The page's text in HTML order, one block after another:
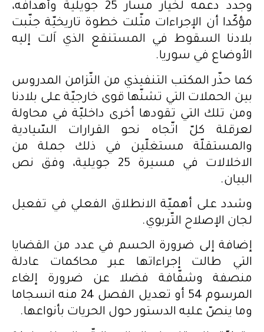
وجدد دعمه لخيار مسار 25 جويلية وأهدافه،
مؤكّدا أن الإجراءات مثّلت خطوة تاريخيّة جنّبت
بلادنا السقوط في المستنقع الذي اَلت إليه
الأوضاع في سوريا.
كما حذّر المكتب التنفيذي من التّزامن المدروس
بين الحملات التي تشنّها قوى خارجيّة على بلادنا
ومن تلك التي تقودها أخرى داخليّة في محاولة
لعرقلة كلّ اتّجاه نحو القرارات السّيادية
والمستقلّة مستغلّين في ذلك جملة من
الاخلالات في مسيرة 25 جويلية، وفق نص
البيان.
وشدد على أهميّة الانطلاق الفعلي في تفعيل
لجان الإصلاح التّربوي.
إضافة إلى ضرورة الحسم في عدد من القضايا
التي طالت إجراءاتها عبر محاكمات عادلة
منصفة وشفّافة فضلا عن ضرورة إلغاء
المرسوم 54 أو تعديل الفصل 24 منه انسجاما
وما ينصّ عليه الدستور حول الحريات بأنواعها.